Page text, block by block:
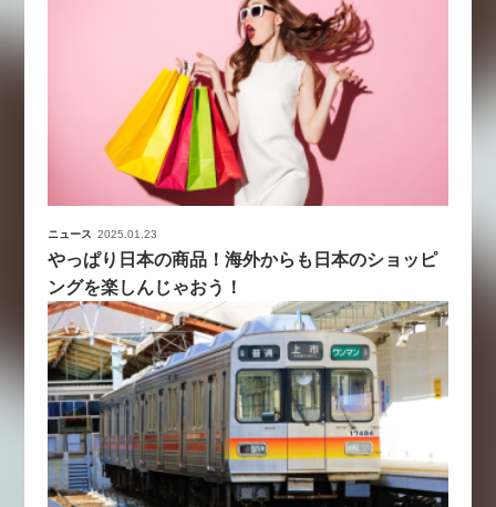
ニュース 2025.01.23
やっぱり日本の商品！海外からも日本のショッピ
ングを楽しんじゃおう！